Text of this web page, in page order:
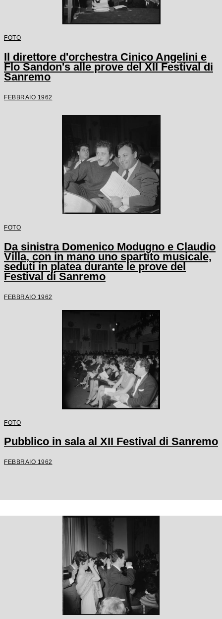
FOTO
Il direttore d'orchestra Cinico Angelini e
Flo Sandon's alle prove del XII Festival di
Sanremo
FEBBRAIO 1962
FOTO
Da sinistra Domenico Modugno e Claudio
Villa, con in mano uno spartito musicale,
seduti in platea durante le prove del
Festival di Sanremo
FEBBRAIO 1962
FOTO
Pubblico in sala al XII Festival di Sanremo
FEBBRAIO 1962